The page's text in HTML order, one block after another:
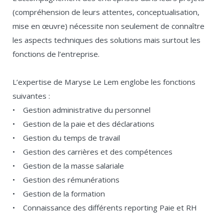
(compréhension de leurs attentes, conceptualisation,
mise en œuvre) nécessite non seulement de connaître
les aspects techniques des solutions mais surtout les
fonctions de l’entreprise.
L’expertise de Maryse Le Lem englobe les fonctions
suivantes :
• Gestion administrative du personnel
• Gestion de la paie et des déclarations
• Gestion du temps de travail
• Gestion des carrières et des compétences
• Gestion de la masse salariale
• Gestion des rémunérations
• Gestion de la formation
• Connaissance des différents reporting Paie et RH